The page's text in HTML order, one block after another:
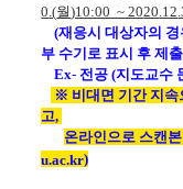
0.(월)10:00 ~ 2020.12
(재응시 대상자의
부 수기로 표시 후 제
Ex- 전공 (지도교수
※ 비대면 기간 지속
고,
온라인으로 스캔
u.ac.kr)